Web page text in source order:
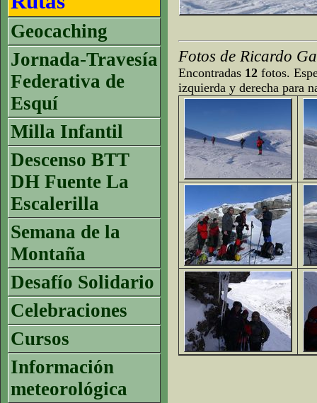
Geocaching
Jornada-Travesía
Federativa de
Esquí
Milla Infantil
Descenso BTT
DH Fuente La
Escalerilla
Semana de la
Montaña
Desafío Solidario
Celebraciones
Cursos
Información
meteorológica
Fotos de Ricardo
Encontradas 12 fotos.
izquierda y derecha para